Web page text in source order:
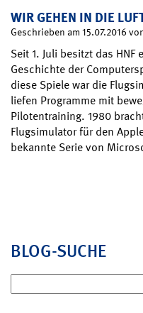
WIR GEHEN IN DIE
Geschrieben am 15.07.2016
Seit 1. Juli besitzt das
Geschichte der
diese Spiele war die
liefen Programme mit
Pilotentraining. 1980
Flugsimulator für den
bekannte Serie von
BLOG-SUCHE
nach: